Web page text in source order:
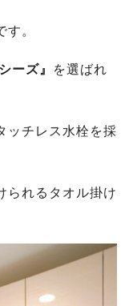
。
ーズ』
を選ばれ
ッチレス水栓を採
られるタオル掛け